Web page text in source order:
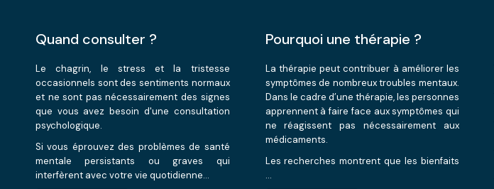
Quand consulter ?
Le chagrin, le stress et la tristesse
occasionnels sont des sentiments normaux
et ne sont pas nécessairement des signes
que vous avez besoin d'une consultation
psychologique.
Si vous éprouvez des problèmes de santé
mentale persistants ou graves qui
interfèrent avec votre vie quotidienne...
Pourquoi une thérapie ?
La thérapie peut contribuer à améliorer les
symptômes de nombreux troubles mentaux.
Dans le cadre d’une thérapie, les personnes
apprennent à faire face aux symptômes qui
ne réagissent pas nécessairement aux
médicaments.
Les recherches montrent que les bienfaits
…